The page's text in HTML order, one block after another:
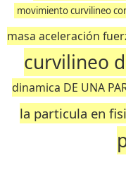
movimiento curvilineo
masa aceleración
curvilineo
dinamica DE UNA
la particula en